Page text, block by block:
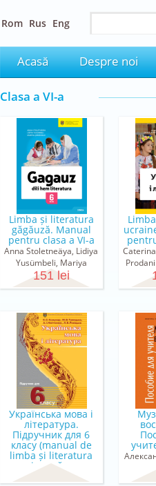
Rom Rus Eng
Acasă Despre noi
Clasa a VI-a
Limba și literatura
găgăuză. Manual
pentru clasa a VI-a
Anna Stoletneäya, Lidiya
Yusümbeli, Mariya
Çernioglo
151 lei
Українська мова і
літературa.
Підручник для 6
класу (manual de
limba și literatura
ucraineană pen...
K.C. Koжухар, М.B.